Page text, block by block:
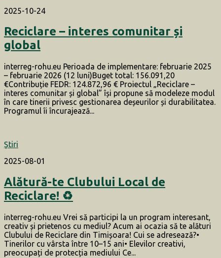
2025-10-24
Reciclare – interes comunitar și
global
interreg-rohu.eu Perioada de implementare: februarie 2025
– februarie 2026 (12 luni)Buget total: 156.091,20
€Contribuție FEDR: 124.872,96 € Proiectul „Reciclare –
interes comunitar și global” își propune să modeleze modul
în care tinerii privesc gestionarea deșeurilor și durabilitatea.
Programul îi încurajează...
Ştiri
2025-08-01
Alătură-te Clubului Local de
Reciclare! ♻️
interreg-rohu.eu Vrei să participi la un program interesant,
creativ și prietenos cu mediul? Acum ai ocazia să te alături
Clubului de Reciclare din Timișoara! Cui se adresează?•
Tinerilor cu vârsta între 10–15 ani• Elevilor creativi,
preocupați de protecția mediului Ce...